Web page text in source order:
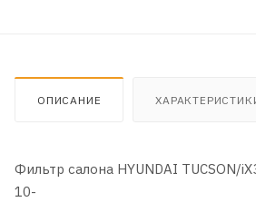
ОПИСАНИЕ
Фильтр салона HYUNDAI TUCSON/
10-